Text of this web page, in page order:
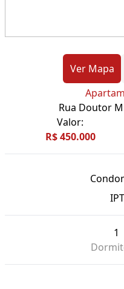
Ver Mapa
Rua Doutor
Valor:
R$ 450.000
1